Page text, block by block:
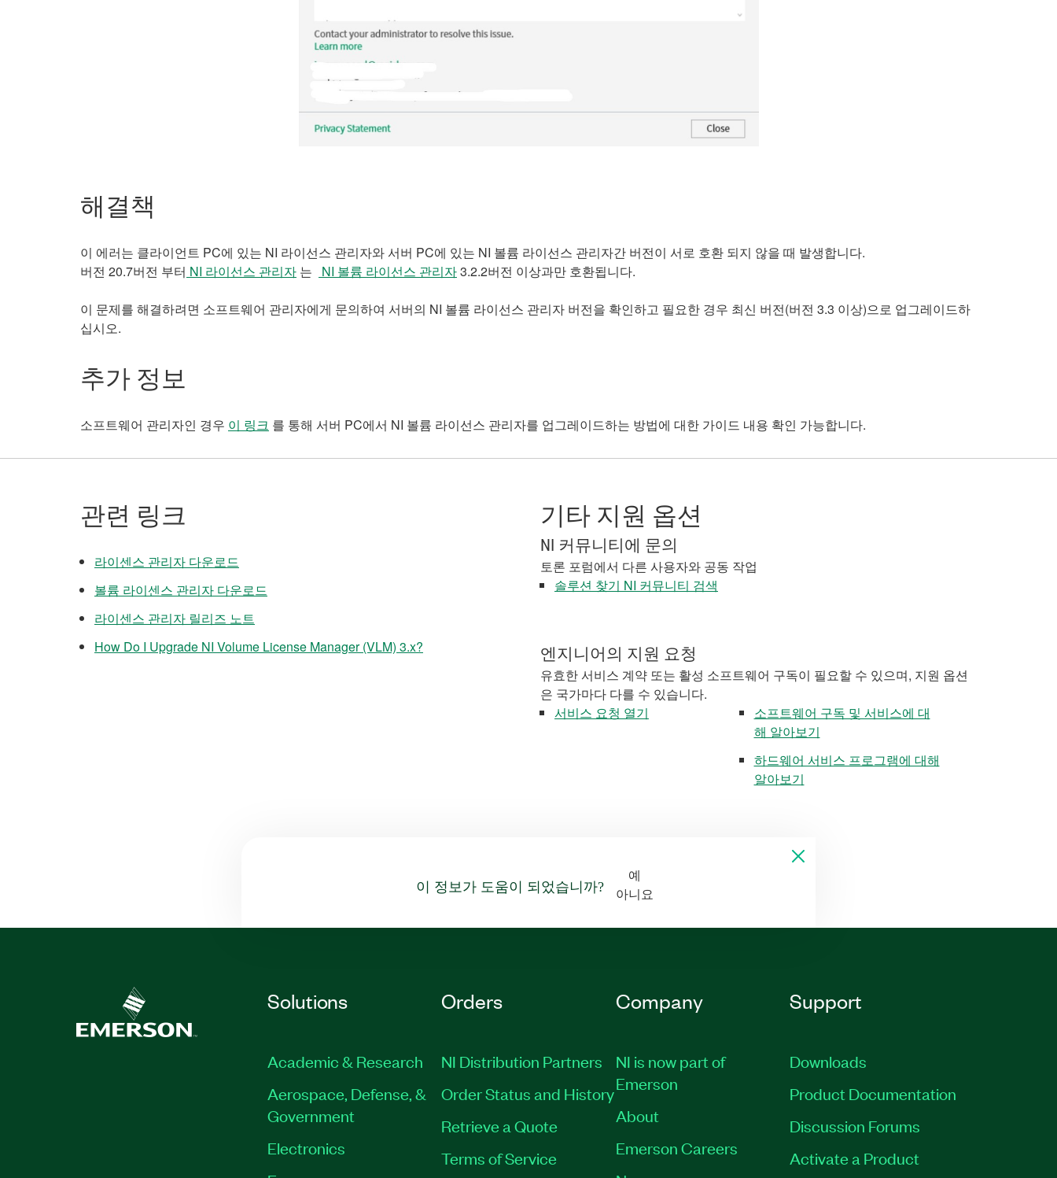
해결책
이 에러는 클라이언트 PC에 있는 NI 라이선스 관리자와 서버 PC에 있는 NI 볼륨 라이선스 관리자간 버전이 서로 호환 되지 않을 때 발생합니다.
버전 20.7버전 부터 NI 라이선스 관리자 는 NI 볼륨 라이선스 관리자3.2.2버전 이상과만 호환됩니다.
이 문제를 해결하려면 소프트웨어 관리자에게 문의하여 서버의 NI 볼륨 라이선스 관리자 버전을 확인하고 필요한 경우 최신 버전(버전 3.3 이상)으로 업그레이드하
십시오.
추가 정보
소프트웨어 관리자인 경우 이 링크 를 통해 서버 PC에서 NI 볼륨 라이선스 관리자를 업그레이드하는 방법에 대한 가이드 내용 확인 가능합니다.
관련 링크
라이센스 관리자 다운로드
볼륨 라이센스 관리자 다운로드
라이센스 관리자 릴리즈 노트
How Do I Upgrade NI Volume License Manager (VLM) 3.x?
기타 지원 옵션
NI 커뮤니티에 문의
토론 포럼에서 다른 사용자와 공동 작업
솔루션 찾기 NI 커뮤니티 검색
엔지니어의 지원 요청
유효한 서비스 계약 또는 활성 소프트웨어 구독이 필요할 수 있으며, 지원 옵션
은 국가마다 다를 수 있습니다.
서비스 요청 열기
소프트웨어 구독 및 서비스에 대
해 알아보기
하드웨어 서비스 프로그램에 대해
알아보기
이 정보가 도움이 되었습니까?
예
아니요
Solutions
Academic & Research
Aerospace, Defense, &
Government
Electronics
Orders
NI Distribution Partners
Order Status and History
Retrieve a Quote
Terms of Service
Company
NI is now part of
Emerson
About
Emerson Careers
Support
Downloads
Product Documentation
Discussion Forums
Activate a Product